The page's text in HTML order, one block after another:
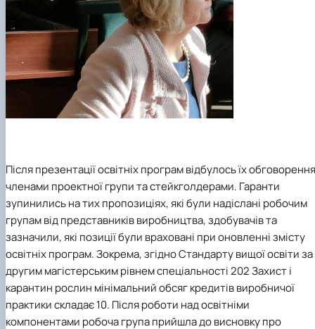
Після презентації освітніх програм відбулось їх обговорення
членами проектної групи та стейкголдерами. Гаранти
зупинились на тих пропозиціях, які були надіслані робочим
групам від представників виробництва, здобувачів та
зазначили, які позиції були враховані при оновленні змісту
освітніх програм. Зокрема, згідно Стандарту вищої освіти за
другим магістерським рівнем спеціальності 202 Захист і
карантин рослин мінімальний обсяг кредитів виробничої
практики складає 10. Після роботи над освітніми
компонентами робоча група прийшла до висновку про